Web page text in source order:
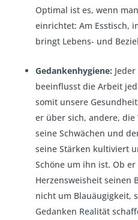
Optimal ist es, wenn
einrichtet: Am Esstisch,
bringt Lebens- und
Gedankenhygiene:
beeinflusst die Arbeit
somit unsere
er über sich, andere,
seine Schwächen und
seine Stärken kultiviert
Schöne um ihn ist. Ob
Herzensweisheit seinen
nicht um Blauäugigkeit,
Gedanken Realität